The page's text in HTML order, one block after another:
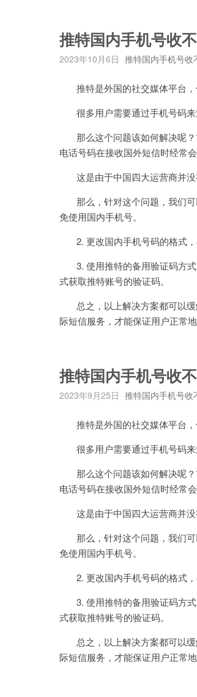
推特国内手机号收
2023年10月6日 推特国内手机号收
推特是外国的社交媒体平台，
很多用户需要通过手机号码来
那么这个问题该如何解决呢？
电话号码在接收国外短信时经常
这是由于中国四大运营商并没
那么，针对这个问题，我们可
免使用国内手机号。
2. 更改国内手机号码的格式，
3. 使用推特的备用验证码方式
式获取推特账号的验证码。
总之，以上解决方案都可以缓
际短信服务，才能保证用户正常地
推特国内手机号收
2023年9月25日 推特国内手机号收
推特是外国的社交媒体平台，
很多用户需要通过手机号码来
那么这个问题该如何解决呢？
电话号码在接收国外短信时经常
这是由于中国四大运营商并没
那么，针对这个问题，我们可
免使用国内手机号。
2. 更改国内手机号码的格式，
3. 使用推特的备用验证码方式
式获取推特账号的验证码。
总之，以上解决方案都可以缓
际短信服务，才能保证用户正常地